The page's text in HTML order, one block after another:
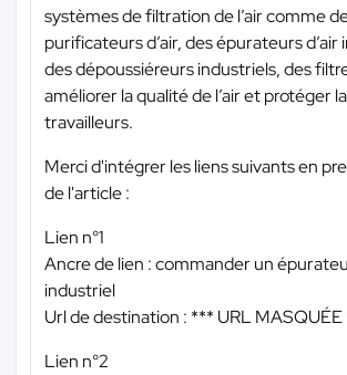
systèmes de filtration de l’air comme
purificateurs d’air, des épurateurs d’air
des dépoussiéreurs industriels, des
améliorer la qualité de l’air et protéger
travailleurs.
Merci d'intégrer les liens suivants en
de l'article :
Lien n°1
Ancre de lien : commander un
industriel
Url de destination : *** URL
Lien n°2